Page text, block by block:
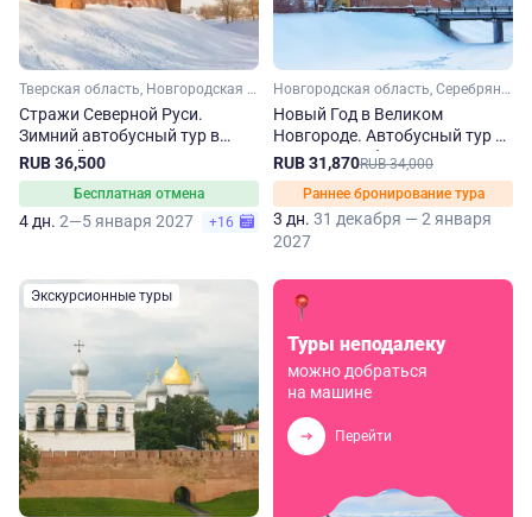
Тверская область, Новгородская область, Псковская область, Серебряное кольцо
Стражи Северной Руси.
Зимний автобусный тур в
Великий Новгород и Псков
RUB 36,500
Бесплатная отмена
4 дн. 2—5 января 2027 +16
Новгородская область, Серебряное кольцо
Новый Год в Великом
Новгороде. Автобусный тур из
Санкт-Петербурга
RUB 31,870RUB 34,000
Раннее бронирование тура
3 дн. 31 декабря — 2 января
2027
Экскурсионные туры
Туры неподалеку
можно добраться
на машине
Перейти